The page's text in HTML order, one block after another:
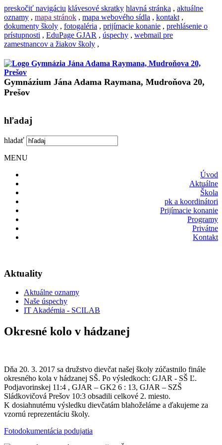
preskočiť navigáciu klávesové skratky hlavná stránka , aktuálne
oznamy , mapa stránok , mapa webového sídla , kontakt ,
dokumenty školy , fotogaléria , prijímacie konanie , prehlásenie o
prístupnosti , EduPage GJAR , úspechy , webmail pre
zamestnancov a žiakov školy ,
Gymnázium Jána Adama Raymana, Mudroňova 20,
Prešov
hľadaj
hladať
MENU
Úvod
Aktuálne
Škola
pk a koordinátori
Prijímacie konanie
Programy
Privátne
Kontakt
Aktuality
Aktuálne oznamy
Naše úspechy
IT Akadémia - SCILAB
Okresné kolo v hádzanej
Dňa 20. 3. 2017 sa družstvo dievčat našej školy zúčastnilo finále
okresného kola v hádzanej SŠ. Po výsledkoch: GJAR - SŠ Ľ.
Podjavorinskej 11:4 , GJAR – GK2 6 : 13, GJAR – SZŠ
Sládkovičová Prešov 10:3 obsadili celkové 2. miesto.
K dosiahnutému výsledku dievčatám blahoželáme a ďakujeme za
vzornú reprezentáciu školy.
Fotodokumentácia podujatia